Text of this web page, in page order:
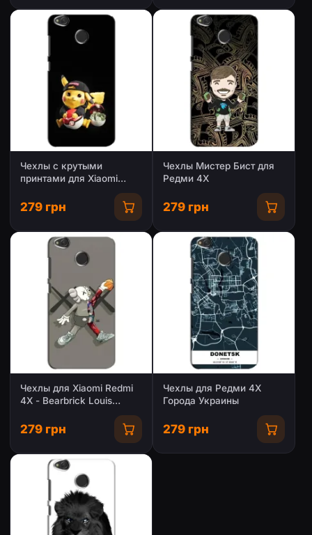
Чехлы с крутыми
принтами для Xiaomi
(PREMIUMPrint)
279 грн
Чехлы Мистер Бист для
Редми 4Х
279 грн
Чехлы для Xiaomi Redmi
4X - Bearbrick Louis
Vuitton (PREMIUMPrint)
279 грн
Чехлы для Редми 4Х
Города Украины
279 грн